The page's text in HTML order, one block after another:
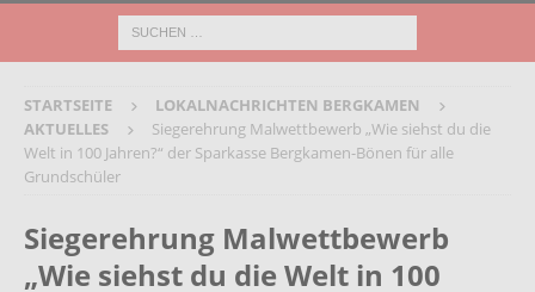
STARTSEITE
LOKALNACHRICHTEN BERGKAMEN
AKTUELLES
Siegerehrung Malwettbewerb „Wie siehst du die
Welt in 100 Jahren?“ der Sparkasse Bergkamen-Bönen für alle
Grundschüler
Siegerehrung Malwettbewerb
„Wie siehst du die Welt in 100